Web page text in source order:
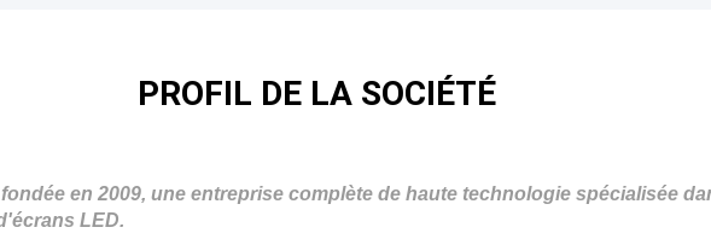
PROFIL DE LA SOCIÉTÉ
en 2009, une entreprise complète de haute technologie spécialisée
LED.